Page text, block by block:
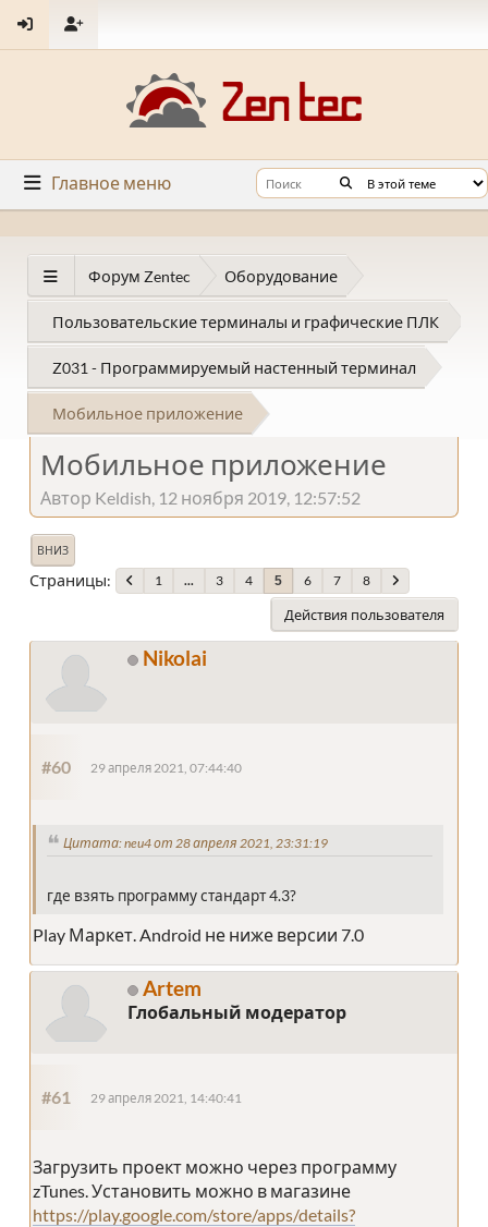
Главное меню
Форум Zentec Оборудование
Пользовательские терминалы и графические ПЛК
Z031 - Программируемый настенный терминал
Мобильное приложение
Мобильное приложение
Автор Keldish, 12 ноября 2019, 12:57:52
ВНИЗ
Страницы 1 ... 3 4 5 6 7 8
Действия пользователя
Nikolai
#60 29 апреля 2021, 07:44:40
Цитата: neu4 от 28 апреля 2021, 23:31:19
где взять программу стандарт 4.3?
Play Маркет. Android не ниже версии 7.0
Artem
Глобальный модератор
#61 29 апреля 2021, 14:40:41
Загрузить проект можно через программу
zTunes. Установить можно в магазине
https://play.google.com/store/apps/details?